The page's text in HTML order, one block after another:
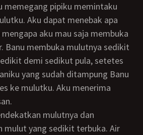
Aku dapat menebak apa
aku mau saja membuka
Banu membuka mulutnya sedikit
demi sedikut pula, setetes
yang sudah ditampung Banu
ke mulutku. Aku menerima
mulut yang sedikit terbuka. Air